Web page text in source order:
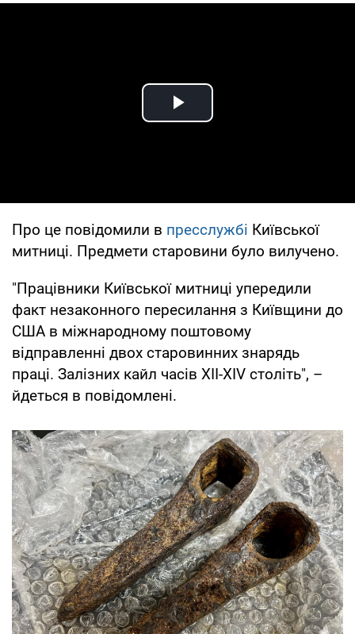
Play Video
Про це повідомили в пресслужбі Київської
митниці. Предмети старовини було вилучено.
"Працівники Київської митниці упередили
факт незаконного пересилання з Київщини до
США в міжнародному поштовому
відправленні двох старовинних знарядь
праці. Залізних кайл часів ХІІ-XІV століть", –
йдеться в повідомлені.